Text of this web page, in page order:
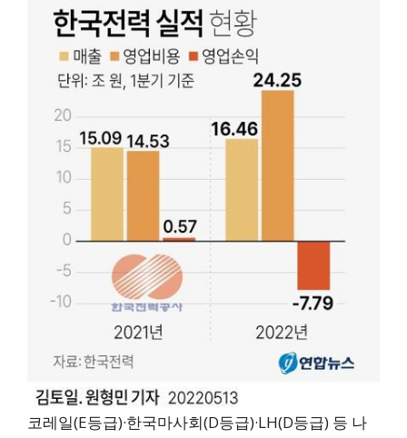
코레일(E등급)·한국마사회(D등급)·LH(D등급) 등 나